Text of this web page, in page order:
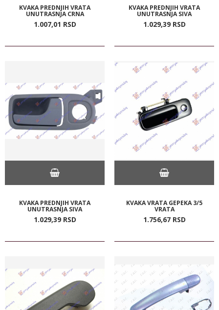
KVAKA PREDNJIH VRATA
UNUTRASNJA CRNA
1.007,01 RSD
KVAKA PREDNJIH VRATA
UNUTRASNJA SIVA
1.029,39 RSD
KVAKA PREDNJIH VRATA
UNUTRASNJA SIVA
1.029,39 RSD
KVAKA VRATA GEPEKA 3/5
VRATA
1.756,67 RSD